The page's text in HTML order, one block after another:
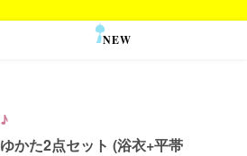
NEW
かた2点セット (浴衣+平帯